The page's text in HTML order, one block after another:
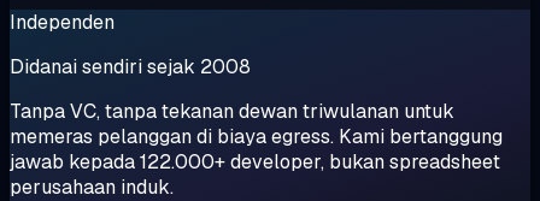
Independen
Didanai sendiri sejak 2008
Tanpa VC, tanpa tekanan dewan triwulanan untuk
memeras pelanggan di biaya egress. Kami bertanggung
jawab kepada 122.000+ developer, bukan spreadsheet
perusahaan induk.